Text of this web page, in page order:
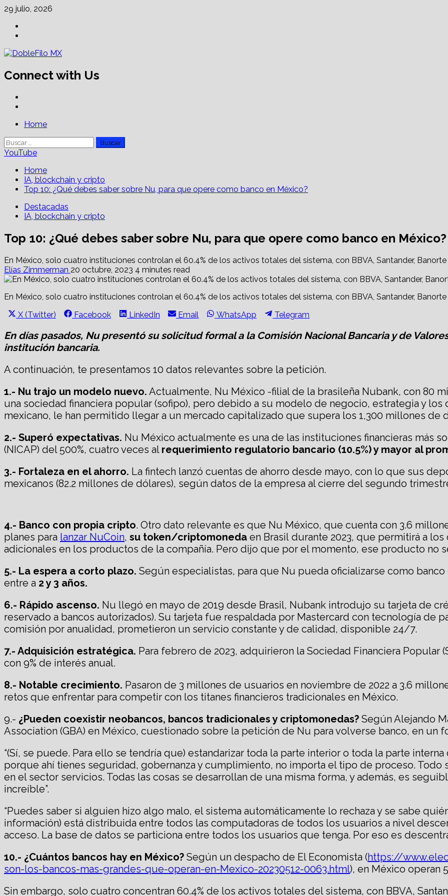
Skip
content
29 julio, 2026
Connect with Us
PrimaryHome
Buscar:
YouTube
Home
IA, blockchain y cripto
Top 10: ¿Qué debes saber sobre Nu, para que opere como banco en México?
Destacadas
IA, blockchain y cripto
Top 10: ¿Qué debes saber sobre Nu, para que opere como banco en México?
En México, solo cuatro instituciones controlan el 60.4% de los activos totales del sistema, con BBVA, Santander,
Elías Zimmerman 20 octubre, 2023 4 minutes read
En México, solo cuatro instituciones controlan el 60.4% de los activos totales del sistema, con BBVA, Santander,
Share
X (Twitter)
Share
Facebook
Share
LinkedIn
Share
Email
Share
WhatsApp
Share
Telegram
En días pasados, Nu presentó su solicitud formal a la Comisión Nacional Bancaria y de
institución bancaria.
A continuación, te presentamos 10 datos relevantes sobre la petición.
1.- Nu trajo un modelo nuevo. Actualmente, Nu México -filial de la brasileña Nubank, con 80
una sociedad financiera popular (sofipo), pero debido a su modelo de negocio, estrategia y
mexicano, le han permitido llegar a un mercado capitalizado que supera los 1,300 millones de
2.- Superó expectativas. Nu México actualmente es una de las instituciones financieras más
(NICAP) del 500%, cuatro veces al requerimiento regulatorio bancario (10.5%) y mayor al
3.- Fortaleza en el ahorro. La fintech lanzó cuentas de ahorro desde mayo, con lo que sus
mexicanos (82.2 millones de dólares), según datos de la empresa al cierre del segundo
4.- Banco con propia cripto. Otro dato relevante es que Nu México, que cuenta con 3.6
planes para lanzar NuCoin, su token/criptomoneda en Brasil durante 2023, que permitirá a
adicionales en los productos de la compañía. Pero dijo que por el momento, ese producto no
5.- La espera a corto plazo. Según especialistas, para que Nu pueda oficializarse como
entre a 2 y 3 años.
6.- Rápido ascenso. Nu llegó en mayo de 2019 desde Brasil, Nubank introdujo su tarjeta de
reservado a bancos autorizados). Su tarjeta fue respaldada por Mastercard con tecnología de
comisión por anualidad, prometieron un servicio constante y de calidad, disponible 24/7.
7.- Adquisición estratégica. Para febrero de 2023, adquirieron la Sociedad Financiera
con 9% de interés anual.
8.- Notable crecimiento. Pasaron de 3 millones de usuarios en noviembre de 2022 a 3.6
retos que enfrentar para competir con los titanes financieros tradicionales en México.
9.- ¿Pueden coexistir neobancos, bancos tradicionales y criptomonedas? Según Alejando
Association (GBA) en México, cuestionado sobre la petición de Nu para volverse banco, en un
“(Sí, se puede. Para ello se tendría que) estandarizar toda la parte interior o toda la parte
porque ahí tienes seguridad, gobernanza y cumplimiento, no importa el tipo de proceso. Todo
en el sector servicios. Todas las cosas se desarrollan de una misma forma, y además, es
increíble”.
“Puedes saber si alguien hizo algo malo, el sistema automáticamente lo rechaza y se sabe
información) está distribuida entre todos las computadoras de todos los usuarios a nivel
acceso. La base de datos se particiona entre todos los usuarios que tenga. Por eso es
10.- ¿Cuántos bancos hay en México? Según un despacho de El Economista (https://
son-los-bancos-mas-grandes-que-operan-en-Mexico-20230512-0063.html), en México operan
Sin embargo, solo cuatro concentran 60.4% de los activos totales del sistema, con BBVA,